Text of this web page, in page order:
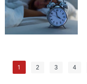
1 2 3 4